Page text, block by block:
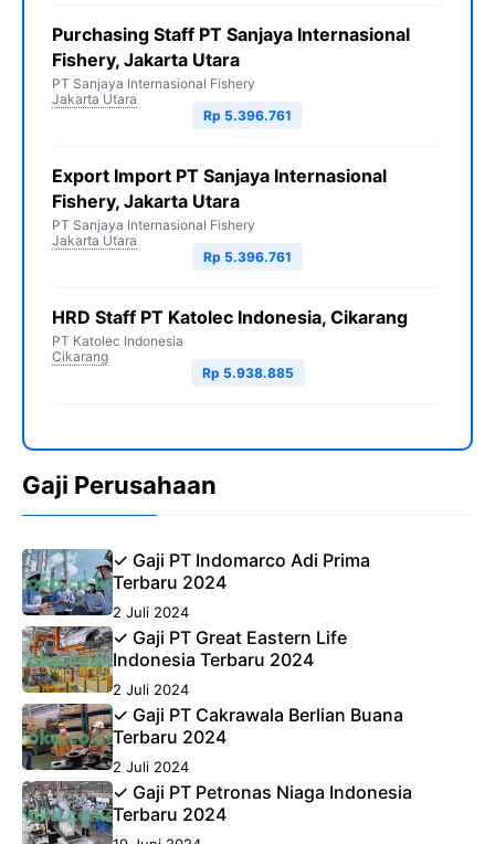
Purchasing Staff PT Sanjaya Internasional
Fishery, Jakarta Utara
PT Sanjaya Internasional Fishery
Jakarta Utara
Rp 5.396.761
Export Import PT Sanjaya Internasional
Fishery, Jakarta Utara
PT Sanjaya Internasional Fishery
Jakarta Utara
Rp 5.396.761
HRD Staff PT Katolec Indonesia, Cikarang
PT Katolec Indonesia
Cikarang
Rp 5.938.885
Gaji Perusahaan
✓ Gaji PT Indomarco Adi Prima
Terbaru 2024
2 Juli 2024
✓ Gaji PT Great Eastern Life
Indonesia Terbaru 2024
2 Juli 2024
✓ Gaji PT Cakrawala Berlian Buana
Terbaru 2024
2 Juli 2024
✓ Gaji PT Petronas Niaga Indonesia
Terbaru 2024